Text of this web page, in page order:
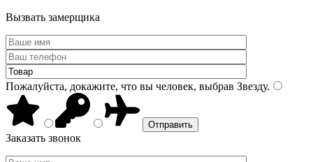
Вызвать замерщика
Пожалуйста, докажите, что вы человек, выбрав Звезду.
Заказать звонок